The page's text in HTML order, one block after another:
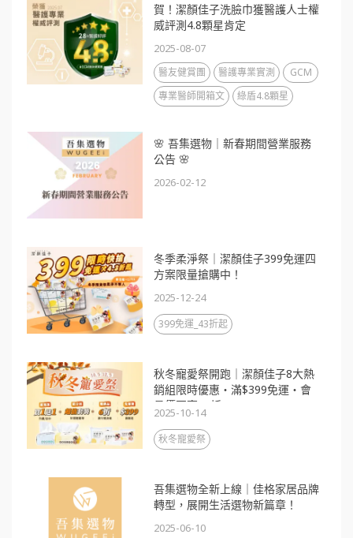
賀！潔顏佳子洗臉巾獲醫護人士權
威評測4.8顆星肯定
2025-08-07
醫友健賞團 醫護專業實測
GCM
專業醫師開箱文
綠盾4.8顆星
🌸 吾集選物｜新春期間營業服務
公告 🌸
2026-02-12
冬季柔淨祭｜潔顏佳子399免運四
方案限量搶購中！
2025-12-24
399免運_43折起
秋冬寵愛祭開跑｜潔顏佳子8大熱
銷組限時優惠・滿$399免運・會
員價再享88折
2025-10-14
秋冬寵愛祭
吾集選物全新上線｜佳格家居品牌
轉型，展開生活選物新篇章！
2025-06-10